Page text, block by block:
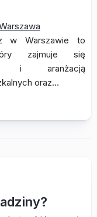
w Warszawie to
zajmuje się
i aranżacją
oraz…